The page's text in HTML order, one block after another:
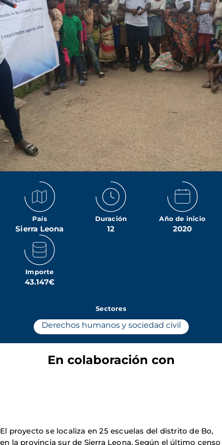
País
Sierra Leona
Duración
12
Año de inicio
2020
Importe
43.147€
Sectores
Derechos humanos y sociedad civil
En colaboración con
El proyecto se localiza en 25 escuelas del distrito de Bo,
en la provincia sur de Sierra Leona. Según el último censo